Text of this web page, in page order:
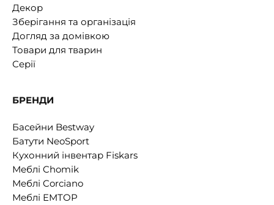
Декор
Зберігання та організація
Догляд за домівкою
Товари для тварин
Серії
БРЕНДИ
Басейни Bestway
Батути NeoSport
Кухонний інвентар Fiskars
Меблі Chomik
Меблі Corciano
Меблі EMTOP